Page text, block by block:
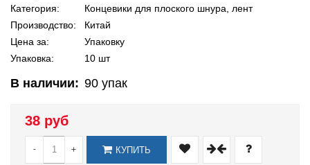
Категория:
Концевики для плоского шнура, лент
Производство:
Китай
Цена за:
Упаковку
Упаковка:
10 шт
В наличии: 90 упак
38 руб
- + КУПИТЬ